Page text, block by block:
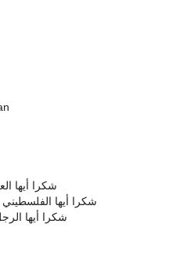
شكرا أيها
شكرا أيها
شكرا أيها